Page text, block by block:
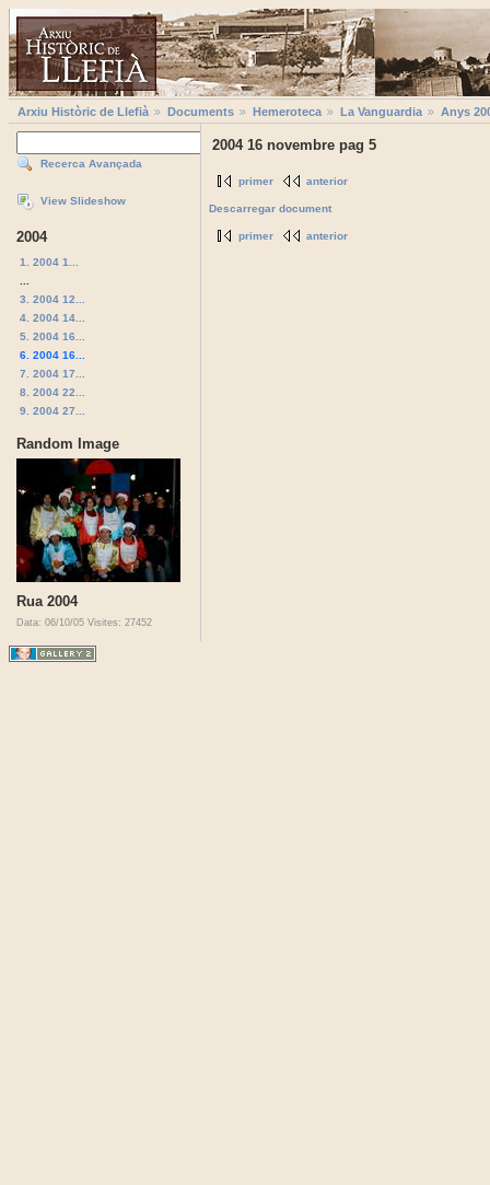
Arxiu Històric de Llefià Documents Hemeroteca La Vanguardia Anys
Recerca Avançada
View Slideshow
2004
1. 2004 1...
3. 2004 12...
4. 2004 14...
5. 2004 16...
6. 2004 16...
7. 2004 17...
8. 2004 22...
9. 2004 27...
Random Image
Rua 2004
Data: 06/10/05 Visites: 27452
2004 16 novembre pag 5
primer anterior
Descarregar document
primer anterior